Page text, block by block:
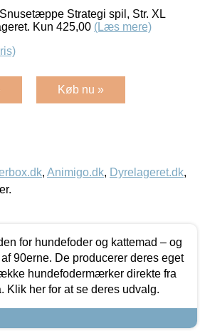
Strategi spil, Str. XL
Kun 425,00 (Læs mere)
Køb nu »
, Animigo.dk, Dyrelageret.dk,
for hundefoder og kattemad – og
90erne. De producerer deres eget
hundefodermærker direkte fra
Klik her for at se deres udvalg.